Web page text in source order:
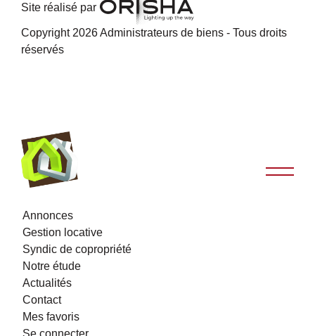
Site réalisé par
Copyright 2026 Administrateurs de biens - Tous droits
réservés
Annonces
Gestion locative
Syndic de copropriété
Notre étude
Actualités
Contact
Mes favoris
Se connecter